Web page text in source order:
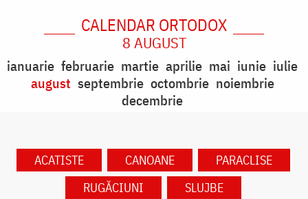
CALENDAR ORTODOX
8 AUGUST
ianuarie februarie martie aprilie mai iunie iulie
august septembrie octombrie noiembrie
decembrie
ACATISTE CANOANE
PARACLISE
RUGĂCIUNI
SLUJBE